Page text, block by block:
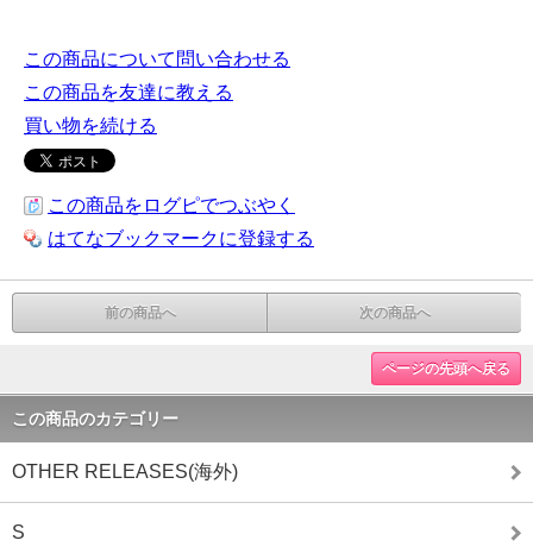
この商品について問い合わせる
この商品を友達に教える
買い物を続ける
この商品をログピでつぶやく
はてなブックマークに登録する
前の商品へ 次の商品へ
ページの先頭へ戻る
この商品のカテゴリー
OTHER RELEASES(海外)
S